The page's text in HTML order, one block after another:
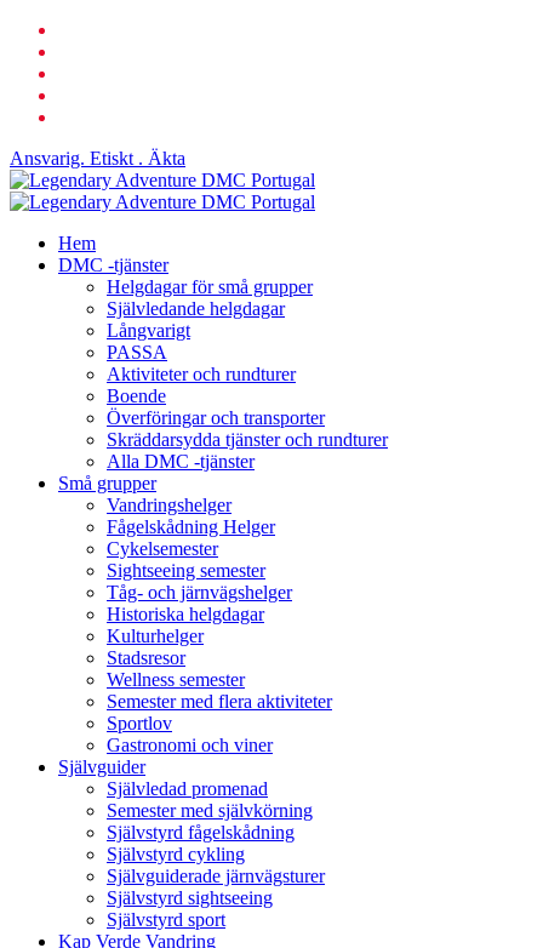
Hoppa
huvudinnehåll
Ansvarig. Etiskt . Äkta
Meny
Hem
DMC -tjänster
Helgdagar för små grupper
Självledande helgdagar
Långvarigt
PASSA
Aktiviteter och rundturer
Boende
Överföringar och transporter
Skräddarsydda tjänster och rundturer
Alla DMC -tjänster
Små grupper
Vandringshelger
Fågelskådning Helger
Cykelsemester
Sightseeing semester
Tåg- och järnvägshelger
Historiska helgdagar
Kulturhelger
Stadsresor
Wellness semester
Semester med flera aktiviteter
Sportlov
Gastronomi och viner
Självguider
Självledad promenad
Semester med självkörning
Självstyrd fågelskådning
Självstyrd cykling
Självguiderade järnvägsturer
Självstyrd sightseeing
Självstyrd sport
Kap Verde Vandring